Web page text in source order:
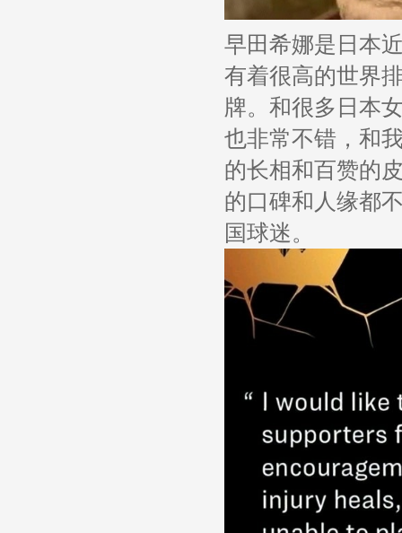
早田希娜是日本
有着很高的世界
牌。和很多日本
也非常不错，和
的长相和百赞的
的口碑和人缘都
国球迷。